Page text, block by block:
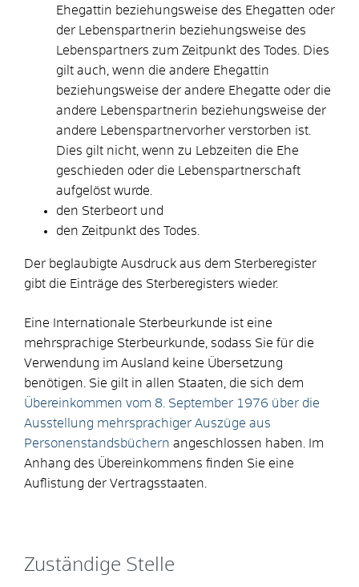
Ehegattin beziehungsweise des Ehegatten oder
der Lebenspartnerin beziehungsweise des
Lebenspartners zum Zeitpunkt des Todes.
Dies
gilt auch, wenn die andere Ehegattin
beziehungsweise der andere Ehegatte oder die
andere Lebenspartnerin beziehungsweise der
andere Lebenspartnervorher verstorben ist
Dies gilt nicht, wenn zu Lebzeiten die Ehe
geschieden oder die Lebenspartnerschaft
aufgelöst wurde.
den Sterbeort und
den Zeitpunkt des Todes.
Der beglaubigte Ausdruck aus dem Sterberegister
gibt die Einträge des Sterberegisters wieder.
Eine Internationale Sterbeurkunde ist eine
mehrsprachige Sterbeurkunde, sodass Sie für die
Verwendung im Ausland keine Übersetzung
benötigen. Sie gilt in allen Staaten, die sich dem
Übereinkommen vom 8. September 1976 über die
Ausstellung mehrsprachiger Auszüge aus
Personenstandsbüchern angeschlossen haben. Im
Anhang des Übereinkommens finden Sie eine
Auflistung der Vertragsstaaten.
Zuständige Stelle